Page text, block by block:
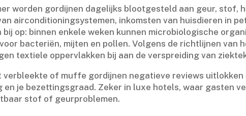
worden gordijnen dagelijks blootgesteld aan geur, stof,
airconditioningsystemen, inkomsten van huisdieren in
bij op: binnen enkele weken kunnen microbiologische
bacteriën, mijten en pollen.​ Volgens de richtlijnen van
textiele oppervlakken bij aan de verspreiding van
of muffe gordijnen negatieve reviews
en je bezettingsgraad.​ Zeker in luxe hotels, waar gasten
stof of geurproblemen.​